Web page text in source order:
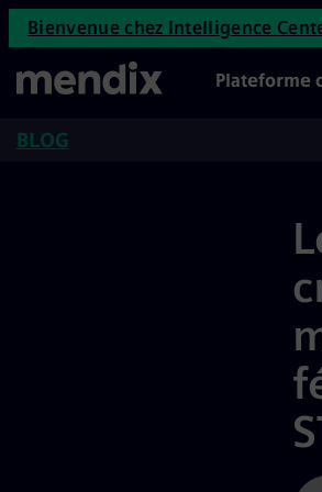
Les étudiants de
Passer au contenu principal
Bienvenue chez Intelligence
Menu principal
Plateforme
BLOG